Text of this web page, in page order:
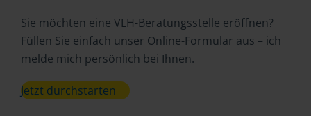
Sie möchten eine VLH-Beratungsstelle eröffnen?
Füllen Sie einfach unser Online-Formular aus – ich
melde mich persönlich bei Ihnen.
Jetzt durchstarten